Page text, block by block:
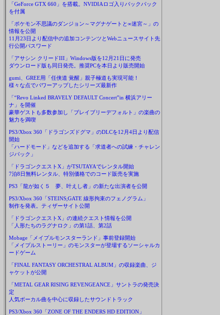
「GeForce GTX 660」を搭載。NVIDIAロゴ入りバックパック
を付属
「ポケモン不思議のダンジョン～マグナゲートと∞迷宮～」の
情報を公開
11月23日より配信中の追加コンテンツとWebニュースサイト先
行公開パスワード
「アサシン クリードIII」Windows版を12月21日に発売
ダウンロード版も同日発売。推奨PCを本日より販売開始
gumi、GREE用「任侠道 覚醒」親子極道も実現可能！
様々な点でパワーアップしたシリーズ最新作
「“Revo Linked BRAVELY DEFAULT Concert”in 横浜アリー
ナ」を開催
豪華ゲストも多数参加し「ブレイブリーデフォルト」の楽曲の
魅力を満喫
PS3/Xbox 360「ドラゴンズドグマ」のDLCを12月4日より配信
開始
「ハードモード」などを追加する「求道者への試練・チャレン
ジパック」
「ドラゴンクエストX」がTSUTAYAでレンタル開始
7泊8日無料レンタル、特別価格でのコード販売を実施
PS3「龍が如く５ 夢、叶えし者」の新たな出演者を公開
PS3/Xbox 360「STEINS;GATE 線形拘束のフェノグラム」
制作を発表。ティザーサイト公開
「ドラゴンクエストX」の連続クエスト情報を公開
「人形たちのラグナロク」の第1話、第2話
Mobage「メイプルモンスターランド」事前登録開始
「メイプルストーリー」のモンスターが登場するソーシャルカ
ードゲーム
「FINAL FANTASY ORCHESTRAL ALBUM」の収録楽曲、ジ
ャケットが公開
「METAL GEAR RISING REVENGEANCE」サントラの発売決
定
人気ボーカル曲を中心に収録したサウンドトラック
PS3/Xbox 360「ZONE OF THE ENDERS HD EDITION」